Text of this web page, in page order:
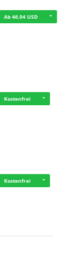
Ab 46,04 USD
Kostenfrei
Kostenfrei